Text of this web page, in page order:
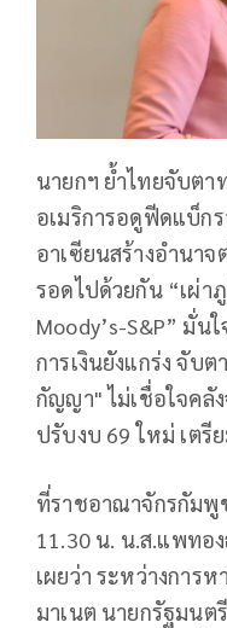
นายกฯ ย้ำไทยจับต
อเมริการอดูฟีดแบ็ก
อาเซียนสร้างอำนา
รอดไปด้วยกัน “เผ่า
Moody’s-S&P” มั่น
การเงินยังแกร่ง จับต
กัญญา" ไม่เชื่อใจคลั
ปรับงบ 69 ใหม่ เตรี
ที่ราชอาณาจักรกัมพู
11.30 น. น.ส.แพทอ
เผยว่า ระหว่างการ
มาเนต นายกรัฐมน